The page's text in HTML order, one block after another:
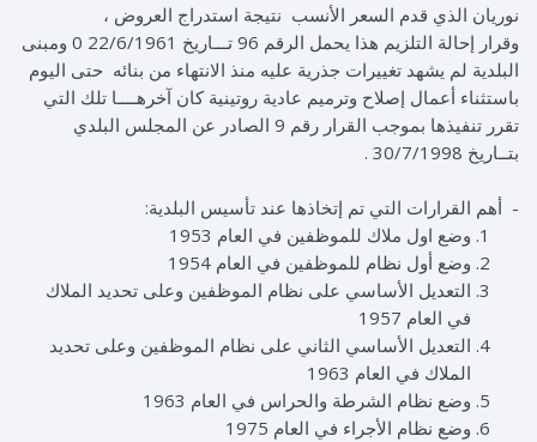
نوريان الذي قدم السعر الأنسب نتيجة استدراج العروض ،
وقرار إحالة التلزيم هذا يحمل الرقم 96 تـــاريخ 22/6/1961 0 ومبنى
البلدية لم يشهد تغييرات جذرية عليه منذ الانتهاء من بنائه حتى اليوم
باستثناء أعمال إصلاح وترميم عادية روتينية كان آخرهــــا تلك التي
تقرر تنفيذها بموجب القرار رقم 9 الصادر عن المجلس البلدي
بتــاريخ 30/7/1998 .
- أهم القرارات التي تم إتخاذها عند تأسيس البلدية:
وضع اول ملاك للموظفين في العام 1953
وضع أول نظام للموظفين في العام 1954
التعديل الأساسي على نظام الموظفين وعلى تحديد الملاك
في العام 1957
التعديل الأساسي الثاني على نظام الموظفين وعلى تحديد
الملاك في العام 1963
وضع نظام الشرطة والحراس في العام 1963
وضع نظام الأجراء في العام 1975